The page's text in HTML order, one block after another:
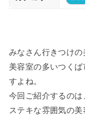
みなさん行きつけの
美容室の多いつく
すよね。
今回ご紹介するの
ステキな雰囲気の